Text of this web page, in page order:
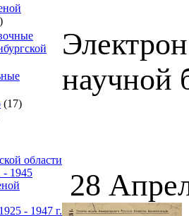
(17)
области
- 1945
- 1947 г.
научной
28